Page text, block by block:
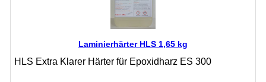
Laminierhärter HLS 1,65 kg
HLS Extra Klarer Härter für Epoxidharz ES 300